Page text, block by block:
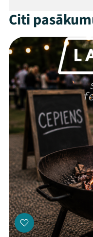
Threads
Citi